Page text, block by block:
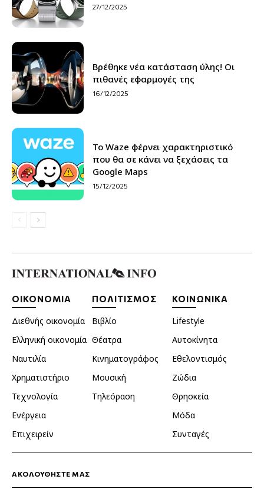
27/12/2025
Βρέθηκε νέα κατάσταση ύλης! Οι
πιθανές εφαρμογές της
16/12/2025
Το Waze φέρνει χαρακτηριστικό
που θα σε κάνει να ξεχάσεις τα
Google Maps
15/12/2025
ΟΙΚΟΝΟΜΙΑ
Διεθνής οικονομία
Ελληνική οικονομία
Ναυτιλία
Χρηματιστήριο
Τεχνολογία
Ενέργεια
Επιχειρείν
ΠΟΛΙΤΙΣΜΟΣ
Βιβλίο
Θέατρα
Κινηματογράφος
Μουσική
Τηλεόραση
ΚΟΙΝΩΝΙΚΑ
Lifestyle
Αυτοκίνητα
Εθελοντισμός
Ζώδια
Θρησκεία
Μόδα
Συνταγές
ΑΚΟΛΟΥΘΗΣΤΕ ΜΑΣ